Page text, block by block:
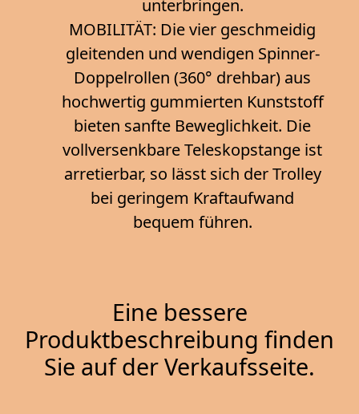
unterbringen.
MOBILITÄT: Die vier geschmeidig
gleitenden und wendigen Spinner-
Doppelrollen (360° drehbar) aus
hochwertig gummierten Kunststoff
bieten sanfte Beweglichkeit. Die
vollversenkbare Teleskopstange ist
arretierbar, so lässt sich der Trolley
bei geringem Kraftaufwand
bequem führen.
Eine bessere
Produktbeschreibung finden
Sie auf der Verkaufsseite.